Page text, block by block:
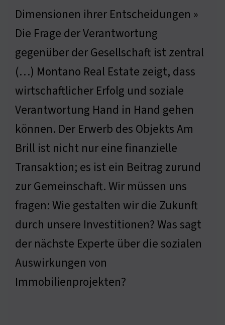
Dimensionen ihrer Entscheidungen »
Die Frage der Verantwortung
gegenüber der Gesellschaft ist zentral
(…) Montano Real Estate zeigt, dass
wirtschaftlicher Erfolg und soziale
Verantwortung Hand in Hand gehen
können. Der Erwerb des Objekts Am
Brill ist nicht nur eine finanzielle
Transaktion; es ist ein Beitrag zurund
zur Gemeinschaft. Wir müssen uns
fragen: Wie gestalten wir die Zukunft
durch unsere Investitionen? Was sagt
der nächste Experte über die sozialen
Auswirkungen von
Immobilienprojekten?